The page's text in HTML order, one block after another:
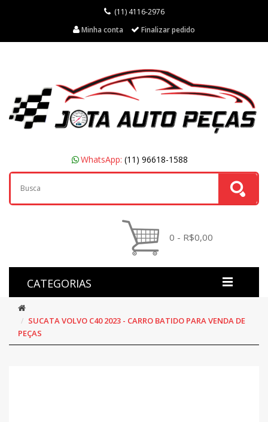
(11) 4116-2976
Minha conta
Finalizar pedido
WhatsApp: (11) 96618-1588
0 - R$0,00
CATEGORIAS
SUCATA VOLVO C40 2023 - CARRO BATIDO PARA VENDA DE
PEÇAS